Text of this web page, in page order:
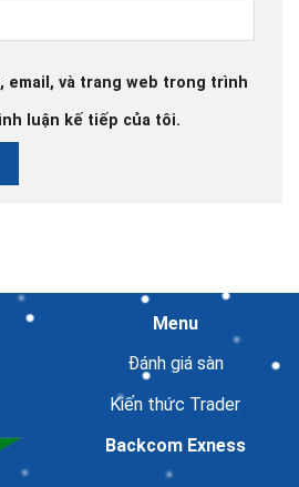
email, và trang web trong trình
luận kế tiếp của tôi.
Menu
Đánh giá sàn
Kiến thức Trader
Backcom Exness